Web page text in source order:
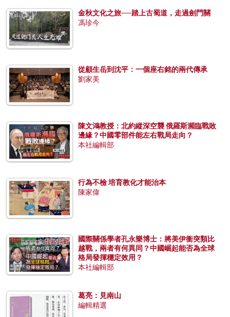
金秋文化之旅──踏上古蜀道，走過劍門關
馮珍今
從顧生岳到沈平：一個座右銘的兩代傳承
劉家美
陳文鴻教授：北約縱深空襲 俄羅斯瀕臨戰敗
邊緣？中國零部件能左右戰局走向？
本社編輯部
行為不檢 培育教化才能治本
陳家偉
國際關係學者孔永樂博士：將美伊衝突類比
越戰，兩者有何異同？中國崛起能否為全球
格局發揮穩定效用？
本社編輯部
葛亮：見南山
編輯精選